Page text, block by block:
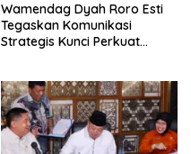
Wamendag Dyah Roro Esti
Tegaskan Komunikasi
Strategis Kunci Perkuat